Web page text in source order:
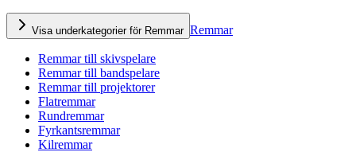
Visa underkategorier för Remmar Remmar
Remmar till skivspelare
Remmar till bandspelare
Remmar till projektorer
Flatremmar
Rundremmar
Fyrkantsremmar
Kilremmar